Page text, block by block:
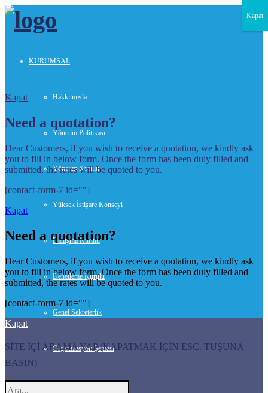
KURUMSAL
Hakkımızda
Yönetim Politikası
Yönetim Kurulu
Yüksek İstişare Konseyi
Danışma Kurulu
Denetleme Kurulu
Genel Sekreterlik
Organizasyon Şeması
Danışmanlar
Kapat
Need a quotation?
Dear Customers, if you wish to receive a quotation, we kindly ask
you to fill in below form. Once the form has been duly filled and
submitted, the rates will be quoted to you.
[contact-form-7 id=""]
Kapat
Need a quotation?
Dear Customers, if you wish to receive a quotation, we kindly ask
you to fill in below form. Once the form has been duly filled and
submitted, the rates will be quoted to you.
[contact-form-7 id=""]
Kapat
SİTE İÇİ ARAMA YAP (KAPATMAK İÇİN ESC. TUŞUNA
BASIN)
Kapat